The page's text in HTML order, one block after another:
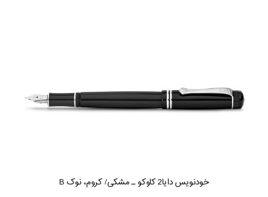
خودنویس دایا2 کاوکو ـ مشکی/ کروم، نوک B